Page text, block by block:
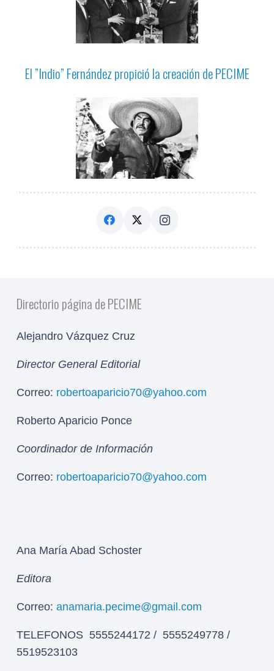
El ”Indio” Fernández propició la creación de PECIME
Directorio página de PECIME
Alejandro Vázquez Cruz
Director General Editorial
Correo: robertoaparicio70@yahoo.com
Roberto Aparicio Ponce
Coordinador de Información
Correo: robertoaparicio70@yahoo.com
Ana María Abad Schoster
Editora
Correo: anamaria.pecime@gmail.com
TELEFONOS 5555244172 / 5555249778 /
5519523103